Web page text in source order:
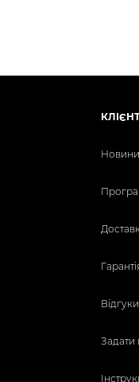
Новини
Задати